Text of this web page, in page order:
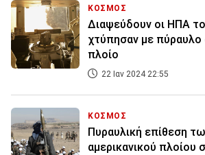
ΚΟΣΜΟΣ
Διαψεύδουν οι ΗΠΑ
χτύπησαν με πύραυλο
πλοίο
22 Ιαν 2024 22:55
ΚΟΣΜΟΣ
Πυραυλική επίθεση
αμερικανικού πλοίου